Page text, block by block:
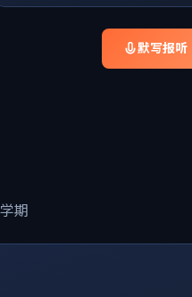
默写报听
期